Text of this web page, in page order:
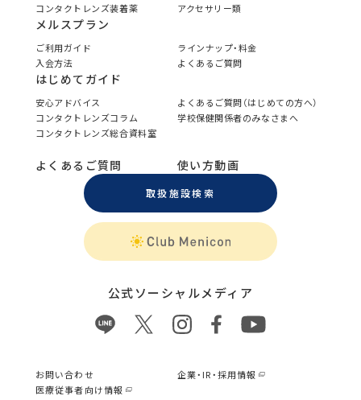
コンタクトレンズ装着薬
アクセサリー類
メルスプラン
ご利用ガイド
ラインナップ・料金
入会方法
よくあるご質問
はじめてガイド
安心アドバイス
よくあるご質問（はじめての方へ）
コンタクトレンズコラム
学校保健関係者のみなさまへ
コンタクトレンズ総合資料室
よくあるご質問 使い方動画
取扱施設検索
公式ソーシャルメディア
お問い合わせ
企業・IR・採用情報
医療従事者向け情報